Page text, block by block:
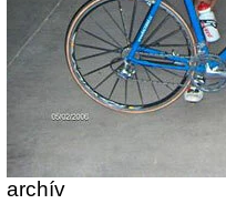
archív